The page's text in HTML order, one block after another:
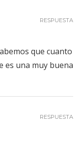
que cuanto
es una muy buena
RESPUESTA
RESPUESTA